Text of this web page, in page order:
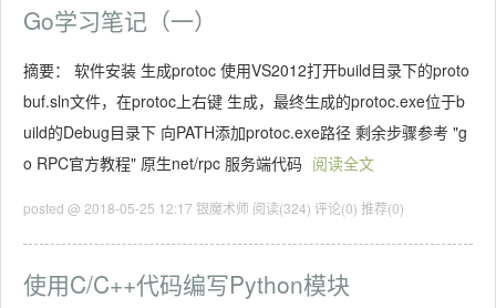
Go学习笔记（一）
摘要： 软件安装 生成protoc 使用VS2012打开build目录下的proto
buf.sln文件，在protoc上右键 生成，最终生成的protoc.exe位于b
uild的Debug目录下 向PATH添加protoc.exe路径 剩余步骤参考 "g
o RPC官方教程" 原生net/rpc 服务端代码 阅读全文
posted @ 2018-05-25 12:17 银魔术师 阅读(324) 评论(0) 推荐(0)
使用C/C++代码编写Python模块